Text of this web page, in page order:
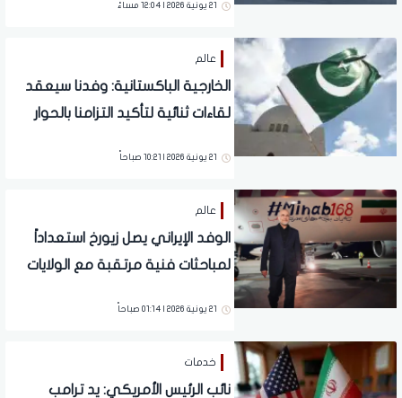
21 يونية 2026 | 12:04 مساءً
عالم
الخارجية الباكستانية: وفدنا سيعقد
لقاءات ثنائية لتأكيد التزامنا بالحوار
المذكرة
21 يونية 2026 | 10:21 صباحاً
عالم
الوفد الإيراني يصل زيورخ استعداداً
لمباحثات فنية مرتقبة مع الولايات
21 يونية 2026 | 01:14 صباحاً
خدمات
نائب الرئيس الأمريكي: يد ترامب